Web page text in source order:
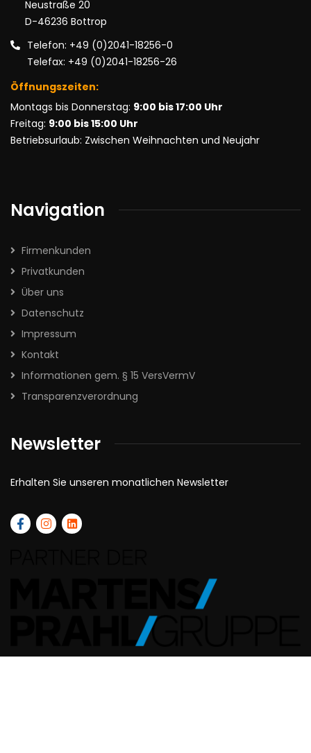
Neustraße 20
D-46236 Bottrop
Telefon: +49 (0)2041-18256-0
Telefax: +49 (0)2041-18256-26
Öffnungszeiten:
Montags bis Donnerstag: 9:00 bis 17:00 Uhr
Freitag: 9:00 bis 15:00 Uhr
Betriebsurlaub: Zwischen Weihnachten und Neujahr
Navigation
Firmenkunden
Privatkunden
Über uns
Datenschutz
Impressum
Kontakt
Informationen gem. § 15 VersVermV
Transparenzverordnung
Newsletter
Erhalten Sie unseren monatlichen Newsletter